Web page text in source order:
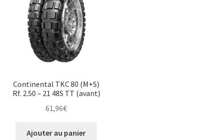
Continental TKC 80 (M+S)
Rf. 2.50 – 21 48S TT (avant)
61,96€
Ajouter au panier